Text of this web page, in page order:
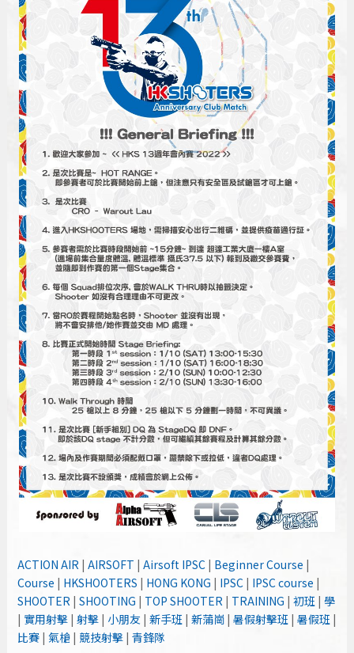
ACTION AIR| AIRSOFT | Airsoft IPSC| Beginner Course |
Course | HKSHOOTERS | HONG KONG | IPSC| IPSC course |
SHOOTER| SHOOTING | TOP SHOOTER| TRAINING | 初班| 學
| 實用射擊| 射擊| 小朋友| 新手班| 新蒲崗| 暑假射擊班| 暑假班|
比賽| 氣槍| 競技射擊| 青鋒隊